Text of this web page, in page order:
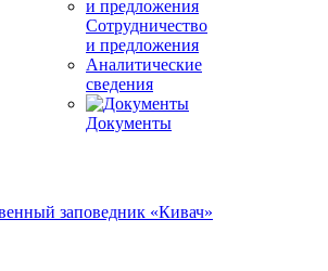
Сотрудничество
и предложения
Аналитические
сведения
Документы